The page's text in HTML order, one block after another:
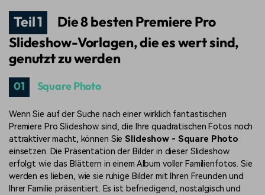
Teil 1
Die 8 besten Premiere Pro
Slideshow-Vorlagen, die es wert sind,
genutzt zu werden
01 Square Photo
Wenn Sie auf der Suche nach einer wirklich fantastischen
Premiere Pro Slideshow sind, die Ihre quadratischen Fotos noch
attraktiver macht, können SieSlideshow - Square Photo
einsetzen. Die Präsentation der Bilder in dieser Slideshow
erfolgt wie das Blättern in einem Album voller Familienfotos. Sie
werden es lieben, wie sie ruhige Bilder mit Ihren Freunden und
Ihrer Familie präsentiert. Es ist befriedigend, nostalgisch und